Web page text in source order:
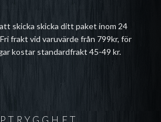
skicka skicka ditt paket inom 24
frakt vid varuvärde från 799kr, för
kostar standardfrakt 45-49 kr.